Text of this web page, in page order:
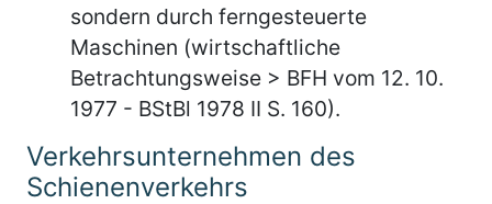
sondern durch ferngesteuerte
Maschinen (wirtschaftliche
Betrachtungsweise > BFH vom 12. 10.
1977 - BStBl 1978 II S. 160).
Verkehrsunternehmen des
Schienenverkehrs